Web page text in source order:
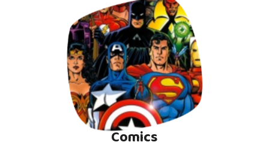
Comics